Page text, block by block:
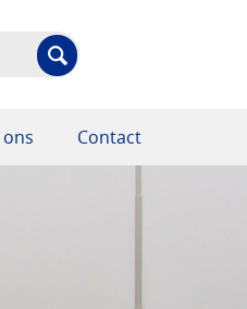
Contact